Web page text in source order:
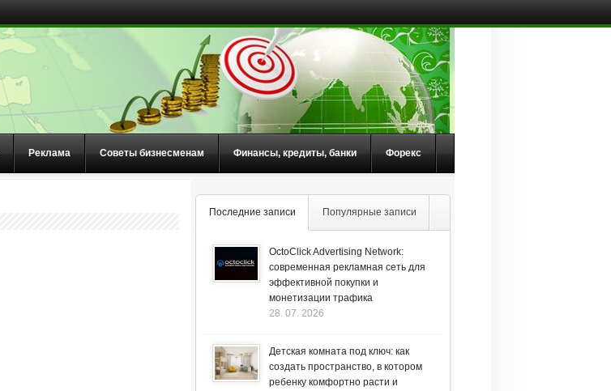
Реклама Советы бизнесменам Финансы, кредиты, банки Форекс
Последние записи Популярные записи
OctoClick Advertising Network:
современная рекламная сеть для
эффективной покупки и
монетизации трафика
28. 07. 2026
Детская комната под ключ: как
создать пространство, в котором
ребенку комфортно расти и